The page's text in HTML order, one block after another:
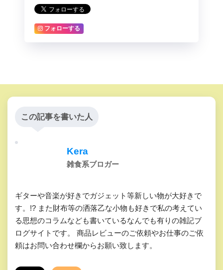
フォローする
この記事を書いた人
Kera
雑食系ブロガー
ギターや音楽が好きでガジェット等新しい物が大好きで
す。!? また財布等の洒落乙な小物も好きで私の考えてい
る思想のコラムなども書いているなんでも有りの雑記ブ
ログサイトです。 商品レビューのご依頼やお仕事のご依
頼はお問い合わせ欄からお願い致します。